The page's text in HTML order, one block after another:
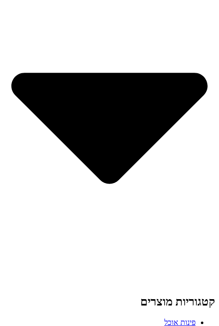
קטגוריות מוצרים
פינות אוכל